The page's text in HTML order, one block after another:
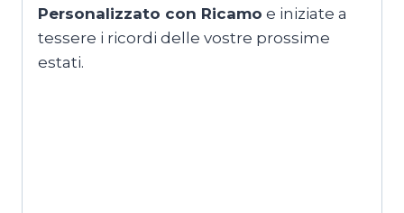
Personalizzato con Ricamo e iniziate a
tessere i ricordi delle vostre prossime
estati.